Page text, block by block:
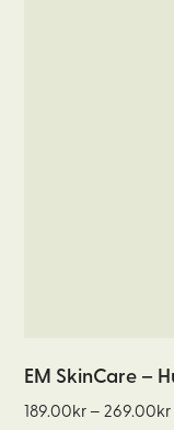
EM SkinCare –
189.00kr – 269.00kr